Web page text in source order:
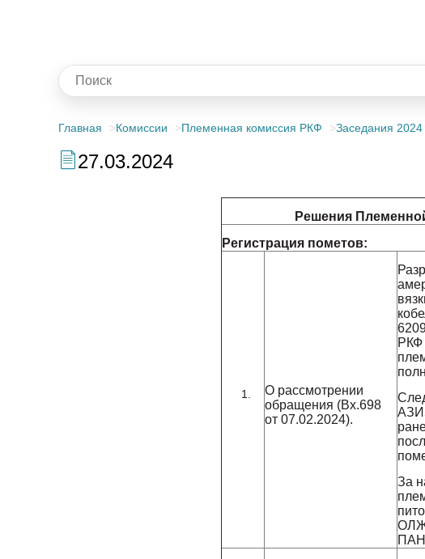
Главная Комиссии Племенная комиссия РКФ Заседания 2024
27.03.2024
Решения
Регистрация пометов:
О рассмотрении
обращения (Вх.698
от 07.02.2024).
РКФ
За